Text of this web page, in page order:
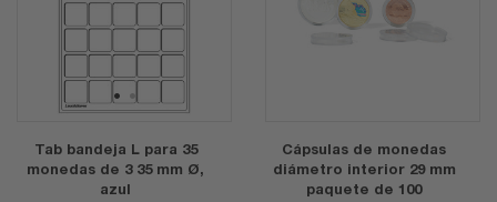
1 2
Tab bandeja L para 35
monedas de 3 35 mm Ø,
azul
Cápsulas de monedas
diámetro interior 29 mm
paquete de 100